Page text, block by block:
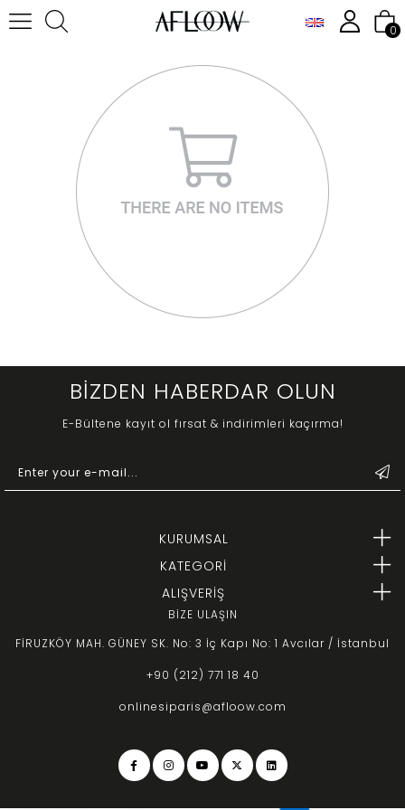
0
BİZDEN HABERDAR OLUN
E-Bültene kayıt ol fırsat & indirimleri kaçırma!
KURUMSAL
KATEGORİ
ALIŞVERİŞ
BİZE ULAŞIN
FİRUZKÖY MAH. GÜNEY SK. No: 3 İç Kapı No: 1 Avcılar / İstanbul
+90 (212) 771 18 40
onlinesiparis@afloow.com